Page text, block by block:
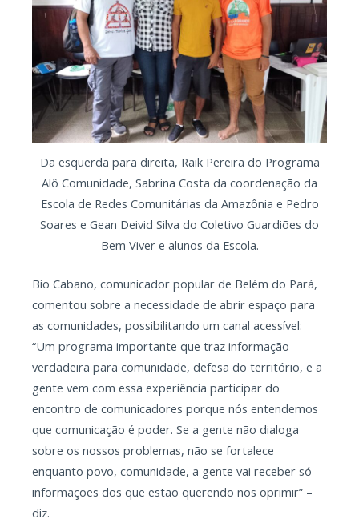
Da esquerda para direita, Raik Pereira do Programa
Alô Comunidade, Sabrina Costa da coordenação da
Escola de Redes Comunitárias da Amazônia e Pedro
Soares e Gean Deivid Silva do Coletivo Guardiões do
Bem Viver e alunos da Escola.
Bio Cabano, comunicador popular de Belém do Pará,
comentou sobre a necessidade de abrir espaço para
as comunidades, possibilitando um canal acessível:
“Um programa importante que traz informação
verdadeira para comunidade, defesa do território, e a
gente vem com essa experiência participar do
encontro de comunicadores porque nós entendemos
que comunicação é poder. Se a gente não dialoga
sobre os nossos problemas, não se fortalece
enquanto povo, comunidade, a gente vai receber só
informações dos que estão querendo nos oprimir” –
diz.